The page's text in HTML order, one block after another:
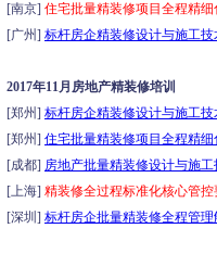
[南京] 住宅批量精装修项目全程精
[广州] 标杆房企精装修设计与施工
2017年11月房地产精装修培训
[郑州] 标杆房企精装修设计与施工
[郑州] 住宅批量精装修项目全程精
[成都] 房地产批量精装修设计与施
[上海] 精装修全过程标准化核心管
[深圳] 标杆房企批量精装修全程管